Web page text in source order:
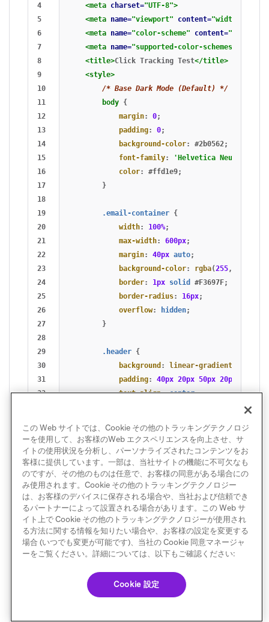
4
5
6
7
8
9
10
11
12
13
14
15
16
17
18
19
20
21
22
23
24
25
26
27
28
29
30
31
32
35
36
37
38
39
40
41
42
43
44
<meta charset="UTF-8">
<meta name="viewport" content=
<meta name="color-scheme" content="light
<meta name="supported-color-schemes"
<title>Click Tracking Test</title>
<style>
/* Base Dark Mode (Default) */
body {
margin: 0;
padding: 0;
background-color: #2b0562;
font-family: 'Helvetica Neue'
color: #ffd1e9;
}
.email-container {
width: 100%;
max-width: 600px;
margin: 40px auto;
background-color: rgba(255,
border: 1px solid #F3697F;
border-radius: 16px;
overflow: hidden;
}
.header {
background : linear-gradient
padding: 40px 20px 50px 20px
text-align: center;
.logo
display: block ;
margin: 0 auto 25px auto;
border
: 0;
outline
none ;
text-decoration: none;
}
.header h1 {
color : #ffffff ;
margin: 0;
font-size:
;
この Web サイトでは、Cookie その他のトラッキングテクノロジ
ーを使用して、お客様のWeb エクスペリエンスを向上させ、サ
イトの使用状況を分析し、パーソナライズされたコンテンツをお
客様に提供しています。一部は、当社サイトの機能に不可欠なも
のですが、その他のものは任意で、お客様の同意がある場合にの
み使用されます。Cookie その他のトラッキングテクノロジー
は、お客様のデバイスに保存される場合や、当社および信頼でき
るパートナーによって設置される場合があります。この Web サ
イト上で Cookie その他のトラッキングテクノロジーが使用され
る方法に関する情報を知りたい場合や、お客様の設定を変更する
場合 (いつでも変更が可能です)、当社の Cookie 同意マネージャ
ーをご覧ください。詳細については、以下もご確認ください:
Cookie 設定